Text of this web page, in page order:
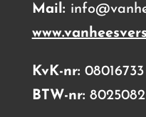
Mail:
KvK-nr: 08016733
BTW-nr: